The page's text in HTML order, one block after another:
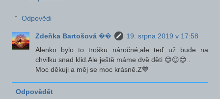
Odpovědi
Zdeňka Bartošová ��
19. srpna 2019 v 17:58
Alenko bylo to trošku náročné,ale teď už bude na
chvilku snad klid.Ale ještě máme dvě děti 😊😊😊 .
Moc děkuji a měj se moc krásně.Z💙
Odpovědět